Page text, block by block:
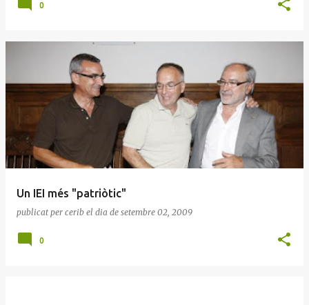
0
Un IEI més "patriòtic"
publicat per cerib el dia de setembre 02, 2009
0